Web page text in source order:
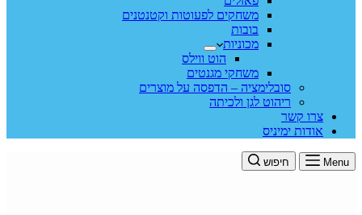
משחקים לפעוטות וקטנטנים
בובות
מכוניות
הוט ווילס
משחקי מגנטים
סובלימציה – הדפסה על מוצרים
ריהוט לגן ולכיתה
צרו קשר
אודות ימיניס
Menu חיפוש